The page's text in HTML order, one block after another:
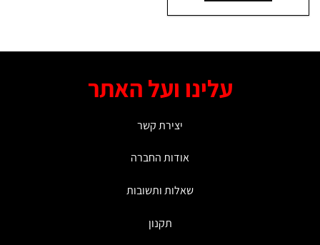
מספר
עלינו ועל האתר
יצירת קשר
אודות החברה
שאלות ותשובות